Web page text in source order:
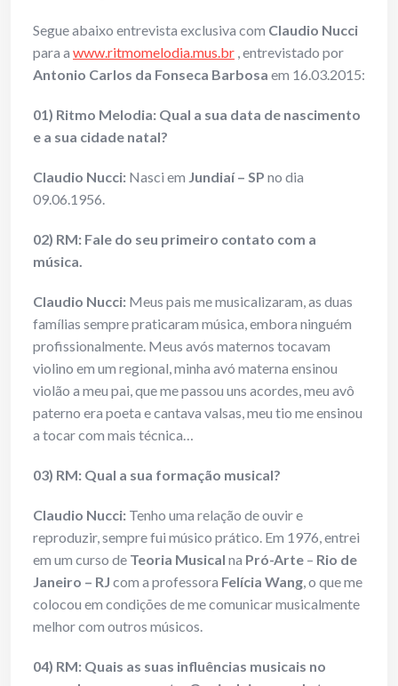
Segue abaixo entrevista exclusiva com Claudio Nucci
para a www.ritmomelodia.mus.br , entrevistado por
Antonio Carlos da Fonseca Barbosa em 16.03.2015:
01) Ritmo Melodia: Qual a sua data de nascimento
e a sua cidade natal?
Claudio Nucci: Nasci em Jundiaí – SP no dia
09.06.1956.
02) RM: Fale do seu primeiro contato com a
música.
Claudio Nucci: Meus pais me musicalizaram, as duas
famílias sempre praticaram música, embora ninguém
profissionalmente. Meus avós maternos tocavam
violino em um regional, minha avó materna ensinou
violão a meu pai, que me passou uns acordes, meu avô
paterno era poeta e cantava valsas, meu tio me ensinou
a tocar com mais técnica…
03) RM: Qual a sua formação musical?
Claudio Nucci: Tenho uma relação de ouvir e
reproduzir, sempre fui músico prático. Em 1976, entrei
em um curso de Teoria Musical na Pró-Arte – Rio de
Janeiro – RJ com a professora Felícia Wang, o que me
colocou em condições de me comunicar musicalmente
melhor com outros músicos.
04) RM: Quais as suas influências musicais no